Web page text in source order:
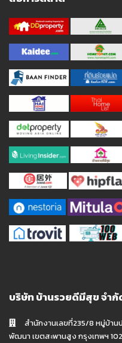
บริษัท บ้านรวยดีมีสุข จำกั
สำนักงานเลขที่235/8 หมู่บ้า
พัฒนา เขตสะพานสูง กรุงเทพฯ